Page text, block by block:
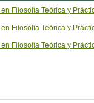
Filosofía Teórica y
Filosofía Teórica y
Filosofía Teórica y